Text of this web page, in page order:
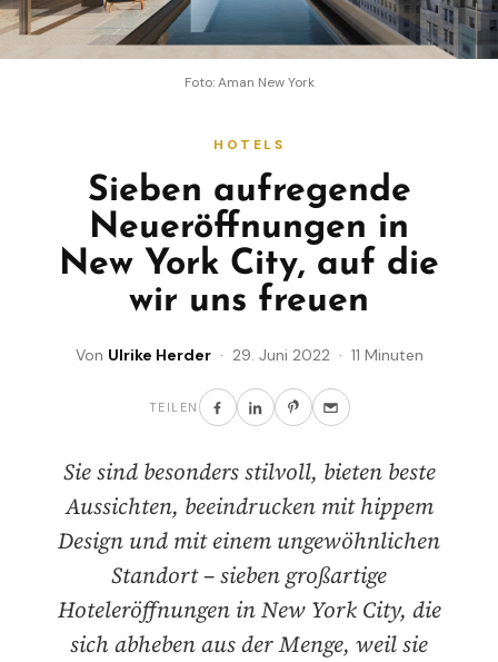
Foto: Aman New York
HOTELS
Sieben aufregende
Neueröffnungen in
New York City, auf die
wir uns freuen
Von Ulrike Herder· 29. Juni 2022 · 11 Minuten
TEILEN
Sie sind besonders stilvoll, bieten beste
Aussichten, beeindrucken mit hippem
Design und mit einem ungewöhnlichen
Standort – sieben großartige
Hoteleröffnungen in New York City, die
sich abheben aus der Menge, weil sie